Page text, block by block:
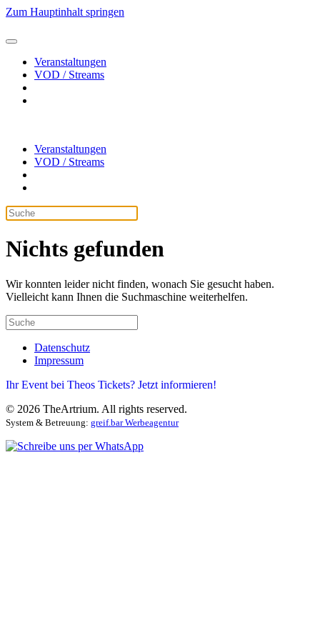
Zum Hauptinhalt springen
Veranstaltungen
VOD / Streams
Veranstaltungen
VOD / Streams
Nichts gefunden
Wir konnten leider nicht finden, wonach Sie gesucht haben.
Vielleicht kann Ihnen die Suchmaschine weiterhelfen.
Datenschutz
Impressum
Ihr Event bei Theos Tickets? Jetzt informieren!
© 2026 TheArtrium. All rights reserved.
System & Betreuung: greif.bar Werbeagentur